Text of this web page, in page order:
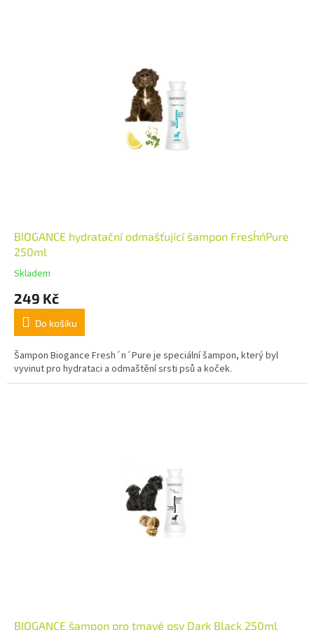
BIOGANCE hydratační odmašťující šampon Fresh´n´Pure
250ml
Skladem
249 Kč
Do košíku
Šampon Biogance Fresh´n´Pure je speciální šampon, který byl
vyvinut pro hydrataci a odmaštění srsti psů a koček.
BIOGANCE šampon pro tmavé psy Dark Black 250ml